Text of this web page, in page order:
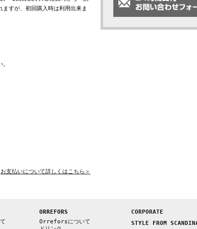
すが、初回購入時は利用出来ま
お支払いについて詳しくはこちら＞
ORREFORS
Orreforsについて
CORPORATE
STYLE FROM